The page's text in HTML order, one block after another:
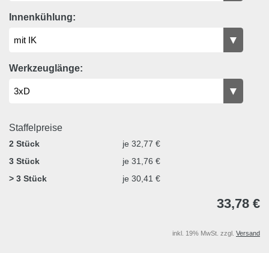
Innenkühlung:
Werkzeuglänge:
Staffelpreise
2 Stück
je 32,77 €
3 Stück
je 31,76 €
> 3 Stück
je 30,41 €
33,78 €
inkl. 19% MwSt. zzgl. Versand